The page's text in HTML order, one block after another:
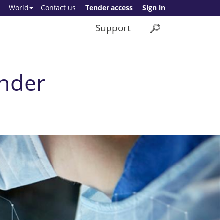
Sign in
Tender access
Contact us
World
Support